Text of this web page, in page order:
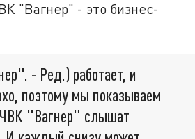
"Вагнер" - это бизнес-
- Ред.) работает, и
поэтому мы показываем
"Вагнер" слышат